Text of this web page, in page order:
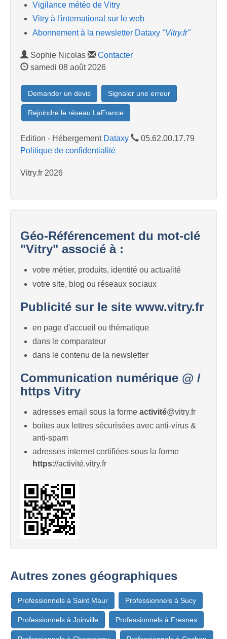
Vigilance météo de Vitry
Vitry à l'international sur le web
Abonnement à la newsletter Dataxy "Vitry.fr"
Sophie Nicolas
Contacter
samedi 08 août 2026
Demander un devis Signaler une erreur
Rejoindre le réseau LaFrance
Edition - Hébergement Dataxy
05.62.00.17.79
Politique de confidentialité
Vitry.fr 2026
Géo-Référencement du mot-clé
"Vitry" associé à :
votre métier, produits, identité ou actualité
votre site, blog ou réseaux sociaux
Publicité sur le site www.vitry.fr
en page d'accueil ou thématique
dans le comparateur
dans le contenu de la newsletter
Communication numérique @ /
https Vitry
adresses email sous la forme activité@vitry.fr
boites aux lettres sécurisées avec anti-virus &
anti-spam
adresses internet certifiées sous la forme
https://activité.vitry.fr
Autres zones géographiques
Professionnels à Saint Maur Professionnels à Sucy
Professionnels à Joinville Professionnels à Fresnes